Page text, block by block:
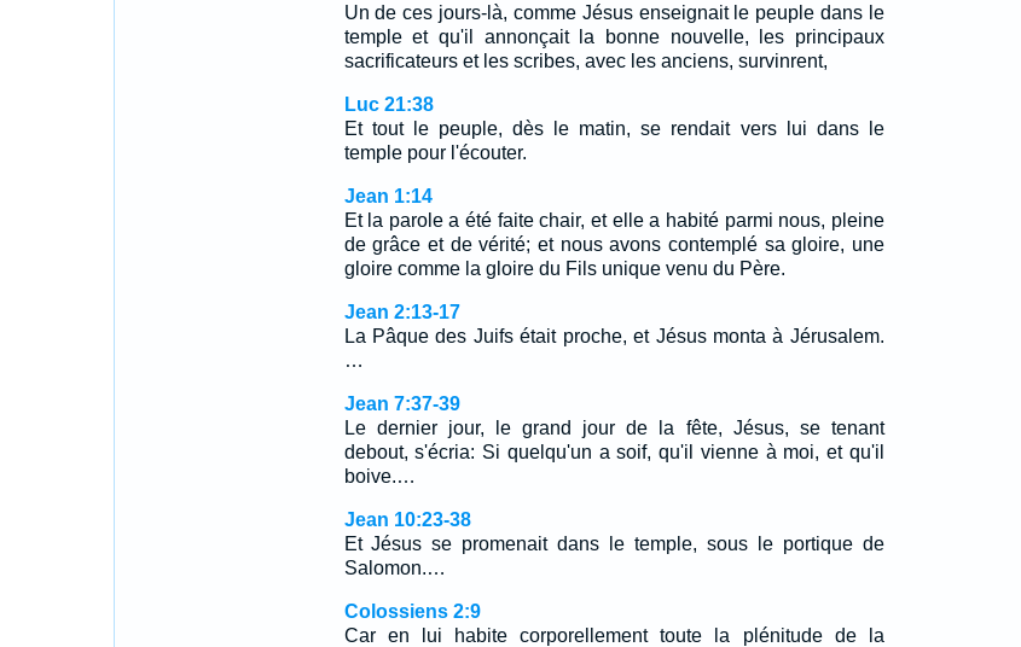
Un de ces jours-là, comme Jésus enseignait le peuple dans le
temple et qu'il annonçait la bonne nouvelle, les principaux
sacrificateurs et les scribes, avec les anciens, survinrent,
Luc 21:38
Et tout le peuple, dès le matin, se rendait vers lui dans le
temple pour l'écouter.
Jean 1:14
Et la parole a été faite chair, et elle a habité parmi nous, pleine
de grâce et de vérité; et nous avons contemplé sa gloire, une
gloire comme la gloire du Fils unique venu du Père.
Jean 2:13-17
La Pâque des Juifs était proche, et Jésus monta à Jérusalem.
…
Jean 7:37-39
Le dernier jour, le grand jour de la fête, Jésus, se tenant
debout, s'écria: Si quelqu'un a soif, qu'il vienne à moi, et qu'il
boive.…
Jean 10:23-38
Et Jésus se promenait dans le temple, sous le portique de
Salomon.…
Colossiens 2:9
Car en lui habite corporellement toute la plénitude de la